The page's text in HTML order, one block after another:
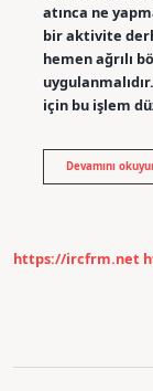
atınca ne
bir aktivite
hemen ağrılı
için bu işlem
Devamını
https://ircfrm.net